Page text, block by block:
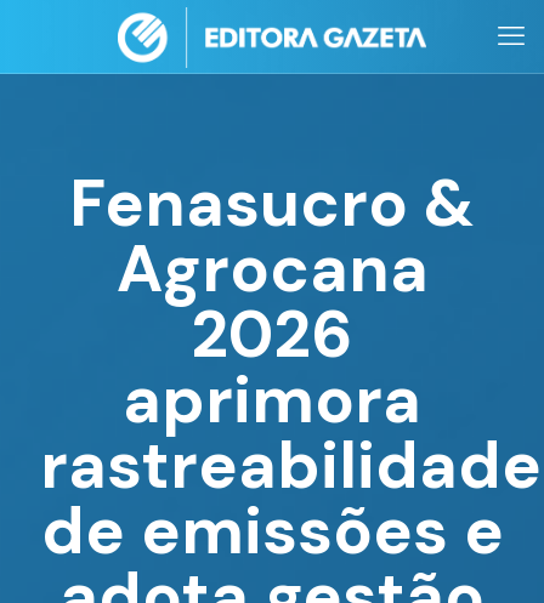
Fenasucro &
Agrocana
2026
aprimora
rastreabilidade
de emissões e